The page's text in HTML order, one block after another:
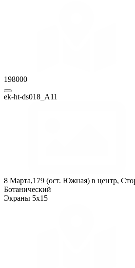
198000
ek-ht-ds018_А11
8 Марта,179 (ост. Южная) в центр,
Ботанический
Экраны 5x15